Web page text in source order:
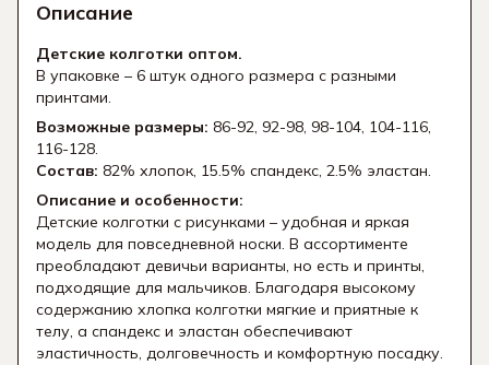
Описание
Детские колготки оптом.
В упаковке – 6 штук одного размера с разными
принтами.
Возможные размеры: 86-92, 92-98, 98-104, 104-116,
116-128.
Состав: 82% хлопок, 15.5% спандекс, 2.5% эластан.
Описание и особенности:
Детские колготки с рисунками – удобная и яркая
модель для повседневной носки. В ассортименте
преобладают девичьи варианты, но есть и принты,
подходящие для мальчиков. Благодаря высокому
содержанию хлопка колготки мягкие и приятные к
телу, а спандекс и эластан обеспечивают
эластичность, долговечность и комфортную посадку.